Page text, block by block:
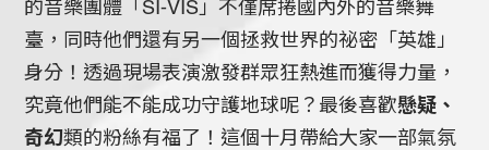
的音樂團體「SI-VIS」不僅席捲國內外的音樂舞
臺，同時他們還有另一個拯救世界的祕密「英雄」
身分！透過現場表演激發群眾狂熱進而獲得力量，
究竟他們能不能成功守護地球呢？最後喜歡懸疑、
奇幻類的粉絲有福了！這個十月帶給大家一部氣氛